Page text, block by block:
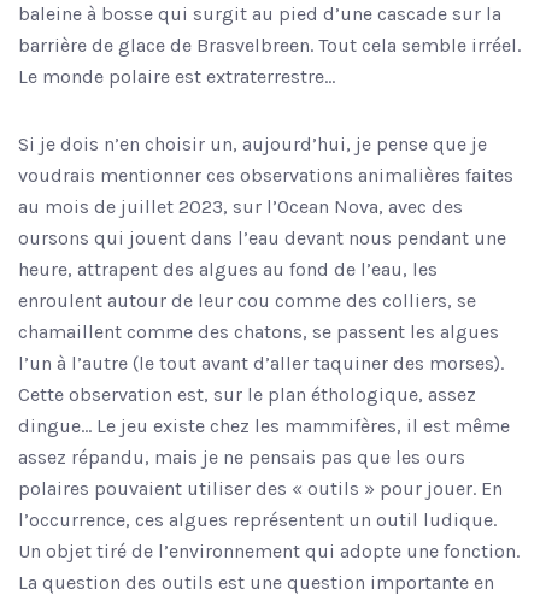
baleine à bosse qui surgit au pied d’une cascade sur la
barrière de glace de Brasvelbreen. Tout cela semble irréel.
Le monde polaire est extraterrestre…
Si je dois n’en choisir un, aujourd’hui, je pense que je
voudrais mentionner ces observations animalières faites
au mois de juillet 2023, sur l’Ocean Nova, avec des
oursons qui jouent dans l’eau devant nous pendant une
heure, attrapent des algues au fond de l’eau, les
enroulent autour de leur cou comme des colliers, se
chamaillent comme des chatons, se passent les algues
l’un à l’autre (le tout avant d’aller taquiner des morses).
Cette observation est, sur le plan éthologique, assez
dingue… Le jeu existe chez les mammifères, il est même
assez répandu, mais je ne pensais pas que les ours
polaires pouvaient utiliser des « outils » pour jouer. En
l’occurrence, ces algues représentent un outil ludique.
Un objet tiré de l’environnement qui adopte une fonction.
La question des outils est une question importante en